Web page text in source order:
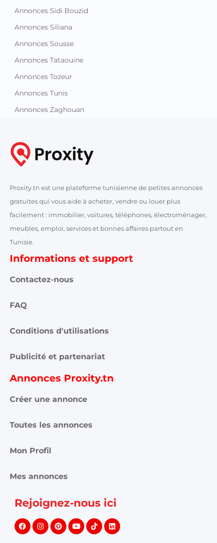
Annonces Sidi Bouzid
Annonces Siliana
Annonces Sousse
Annonces Tataouine
Annonces Tozeur
Annonces Tunis
Annonces Zaghouan
Proxity.tn est une plateforme tunisienne de petites annonces
gratuites qui vous aide à acheter, vendre ou louer plus
facilement : immobilier, voitures, téléphones, électroménager,
meubles, emploi, services et bonnes affaires partout en
Tunisie.
Informations et support
Contactez-nous
FAQ
Conditions d'utilisations
Publicité et partenariat
Annonces Proxity.tn
Créer une annonce
Toutes les annonces
Mon Profil
Mes annonces
Rejoignez-nous ici